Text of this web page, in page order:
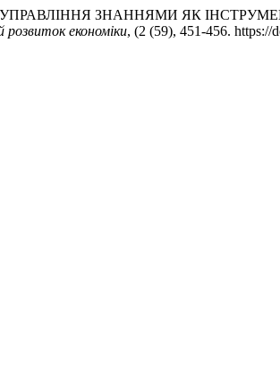
УПРАВЛІННЯ ЗНАННЯМИ ЯК
економіки, (2 (59), 451-456. https://